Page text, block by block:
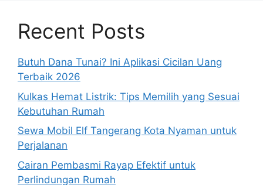
Recent Posts
Butuh Dana Tunai? Ini Aplikasi Cicilan Uang
Terbaik 2026
Kulkas Hemat Listrik: Tips Memilih yang Sesuai
Kebutuhan Rumah
Sewa Mobil Elf Tangerang Kota Nyaman untuk
Perjalanan
Cairan Pembasmi Rayap Efektif untuk
Perlindungan Rumah